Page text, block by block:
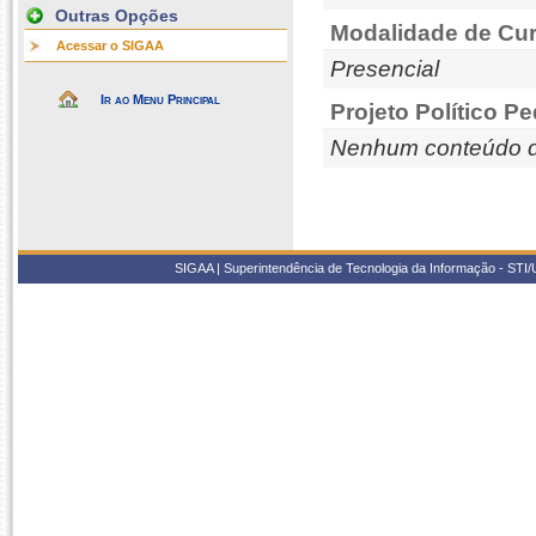
Outras Opções
Acessar o SIGAA
Ir ao Menu Principal
Modalidade de
Presencial
Projeto Político
Nenhum conteúdo
SIGAA | Superintendência de Tecnologia da Informação -